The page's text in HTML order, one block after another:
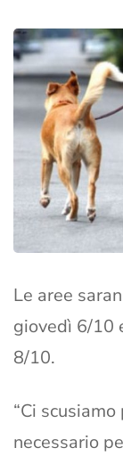
Le aree
giovedì 6/10
8/10.
“Ci
necessario